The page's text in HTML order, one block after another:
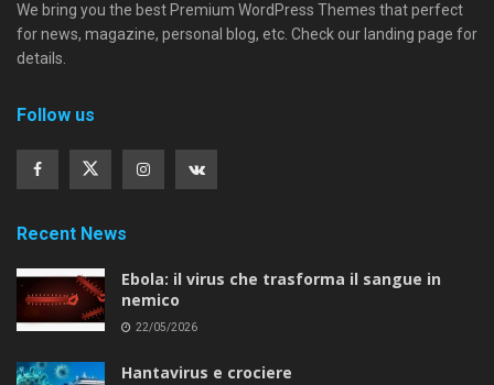
We bring you the best Premium WordPress Themes that perfect
for news, magazine, personal blog, etc. Check our landing page for
details.
Follow us
Recent News
Ebola: il virus che trasforma il sangue in
nemico
22/05/2026
Hantavirus e crociere